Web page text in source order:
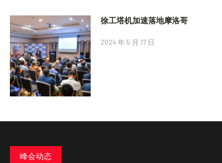
徐工塔机加速落地摩洛哥
2024 年 5 月 17 日
峰会动态